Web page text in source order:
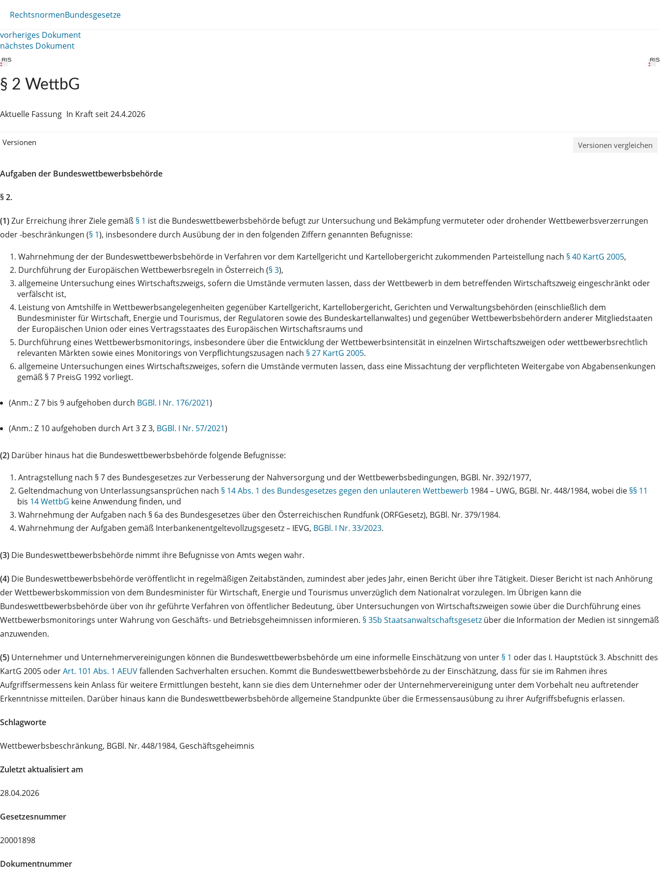
RechtsnormenBundesgesetze
vorheriges Dokument
nächstes Dokument
§ 2 WettbG
Aktuelle Fassung In Kraft seit 24.4.2026
Versionen Versionen vergleichen
Aufgaben der Bundeswettbewerbsbehörde
§ 2.
(1)Zur Erreichung ihrer Ziele gemäß § 1 ist die Bundeswettbewerbsbehörde befugt zur Untersuchung und Bekämpfung vermuteter oder drohender Wettbewerbsverzerrungen
oder -beschränkungen (§ 1), insbesondere durch Ausübung der in den folgenden Ziffern genannten Befugnisse:
1. Wahrnehmung der der Bundeswettbewerbsbehörde in Verfahren vor dem Kartellgericht und Kartellobergericht zukommenden Parteistellung nach § 40 KartG 2005,
2. Durchführung der Europäischen Wettbewerbsregeln in Österreich (§ 3),
3. allgemeine Untersuchung eines Wirtschaftszweigs, sofern die Umstände vermuten lassen, dass der Wettbewerb in dem betreffenden Wirtschaftszweig eingeschränkt oder
verfälscht ist,
4. Leistung von Amtshilfe in Wettbewerbsangelegenheiten gegenüber Kartellgericht, Kartellobergericht, Gerichten und Verwaltungsbehörden (einschließlich dem
Bundesminister für Wirtschaft, Energie und Tourismus, der Regulatoren sowie des Bundeskartellanwaltes) und gegenüber Wettbewerbsbehördern anderer Mitgliedstaaten
der Europäischen Union oder eines Vertragsstaates des Europäischen Wirtschaftsraums und
5. Durchführung eines Wettbewerbsmonitorings, insbesondere über die Entwicklung der Wettbewerbsintensität in einzelnen Wirtschaftszweigen oder wettbewerbsrechtlich
relevanten Märkten sowie eines Monitorings von Verpflichtungszusagen nach § 27 KartG 2005.
6. allgemeine Untersuchungen eines Wirtschaftszweiges, sofern die Umstände vermuten lassen, dass eine Missachtung der verpflichteten Weitergabe von Abgabensenkungen
gemäß § 7 PreisG 1992 vorliegt.
(Anm.: Z 7 bis 9 aufgehoben durch BGBl. I Nr. 176/2021)
(Anm.: Z 10 aufgehoben durch Art 3 Z 3, BGBl. I Nr. 57/2021)
(2) Darüber hinaus hat die Bundeswettbewerbsbehörde folgende Befugnisse:
1. Antragstellung nach § 7 des Bundesgesetzes zur Verbesserung der Nahversorgung und der Wettbewerbsbedingungen, BGBl. Nr. 392/1977,
2. Geltendmachung von Unterlassungsansprüchen nach § 14 Abs. 1 des Bundesgesetzes gegen den unlauteren Wettbewerb 1984 – UWG, BGBl. Nr. 448/1984, wobei die §§ 11
bis 14 WettbG keine Anwendung finden, und
3. Wahrnehmung der Aufgaben nach § 6a des Bundesgesetzes über den Österreichischen Rundfunk (ORFGesetz), BGBl. Nr. 379/1984.
4. Wahrnehmung der Aufgaben gemäß Interbankenentgeltevollzugsgesetz – IEVG, BGBl. I Nr. 33/2023.
(3) Die Bundeswettbewerbsbehörde nimmt ihre Befugnisse von Amts wegen wahr.
(4) Die Bundeswettbewerbsbehörde veröffentlicht in regelmäßigen Zeitabständen, zumindest aber jedes Jahr, einen Bericht über ihre Tätigkeit. Dieser Bericht ist nach Anhörung
der Wettbewerbskommission von dem Bundesminister für Wirtschaft, Energie und Tourismus unverzüglich dem Nationalrat vorzulegen. Im Übrigen kann die
Bundeswettbewerbsbehörde über von ihr geführte Verfahren von öffentlicher Bedeutung, über Untersuchungen von Wirtschaftszweigen sowie über die Durchführung eines
Wettbewerbsmonitorings unter Wahrung von Geschäfts- und Betriebsgeheimnissen informieren. § 35b Staatsanwaltschaftsgesetz über die Information der Medien ist sinngemäß
anzuwenden.
(5) Unternehmer und Unternehmervereinigungen können die Bundeswettbewerbsbehörde um eine informelle Einschätzung von unter § 1 oder das I. Hauptstück 3. Abschnitt des
KartG 2005 oderArt. 101 Abs. 1 AEUVfallenden Sachverhalten ersuchen. Kommt die Bundeswettbewerbsbehörde zu der Einschätzung, dass für sie im Rahmen ihres
Aufgriffsermessens kein Anlass für weitere Ermittlungen besteht, kann sie dies dem Unternehmer oder der Unternehmervereinigung unter dem Vorbehalt neu auftretender
Erkenntnisse mitteilen. Darüber hinaus kann die Bundeswettbewerbsbehörde allgemeine Standpunkte über die Ermessensausübung zu ihrer Aufgriffsbefugnis erlassen.
Schlagworte
Wettbewerbsbeschränkung, BGBl. Nr. 448/1984, Geschäftsgeheimnis
Zuletzt aktualisiert am
28.04.2026
Gesetzesnummer
20001898
Dokumentnummer